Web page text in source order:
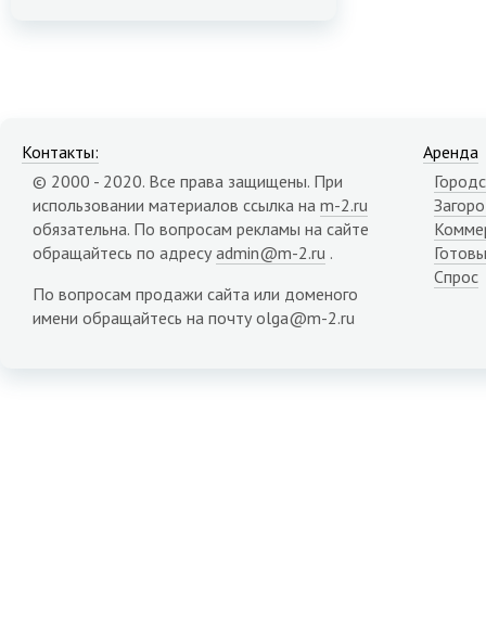
Контакты:
© 2000 - 2020. Все права защищены. При
использовании материалов ссылка на m-2.ru
обязательна. По вопросам рекламы на сайте
обращайтесь по адресу admin@m-2.ru .
По вопросам продажи сайта или доменого
имени обращайтесь на почту olga@m-2.ru
Аренда
Спрос